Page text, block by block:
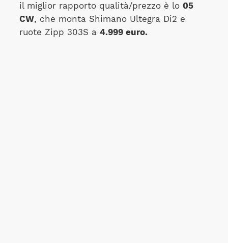
il miglior rapporto qualità/prezzo è lo 05
CW, che monta Shimano Ultegra Di2 e
ruote Zipp 303S a 4.999 euro.